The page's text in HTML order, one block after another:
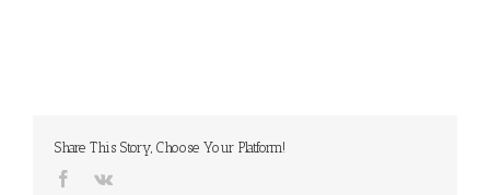
Share This Story, Choose Your Platform!